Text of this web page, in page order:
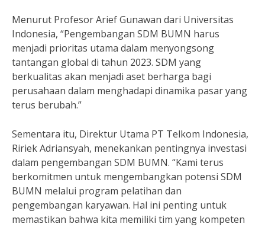
Menurut Profesor Arief Gunawan dari Universitas
Indonesia, “Pengembangan SDM BUMN harus
menjadi prioritas utama dalam menyongsong
tantangan global di tahun 2023. SDM yang
berkualitas akan menjadi aset berharga bagi
perusahaan dalam menghadapi dinamika pasar yang
terus berubah.”
Sementara itu, Direktur Utama PT Telkom Indonesia,
Ririek Adriansyah, menekankan pentingnya investasi
dalam pengembangan SDM BUMN. “Kami terus
berkomitmen untuk mengembangkan potensi SDM
BUMN melalui program pelatihan dan
pengembangan karyawan. Hal ini penting untuk
memastikan bahwa kita memiliki tim yang kompeten